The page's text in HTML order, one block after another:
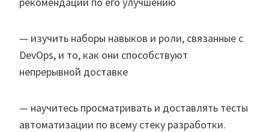
— изучить наборы навыков и роли, связанные с
DevOps, и то, как они способствуют
непрерывной доставке
— научитесь просматривать и доставлять тесты
автоматизации по всему стеку разработки.